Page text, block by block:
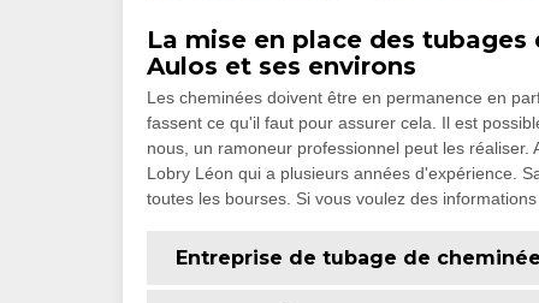
La mise en place des
Aulos et ses environs
Les cheminées doivent être en permanence en
fassent ce qu'il faut pour assurer cela. Il est
nous, un ramoneur professionnel peut les
Lobry Léon qui a plusieurs années d'expérience.
toutes les bourses. Si vous voulez des
Entreprise de tubage de